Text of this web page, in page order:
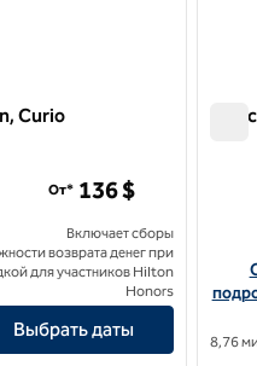
Curio
Resort & Marina Boca
От* 136 $
Включает сборы
возврата денег при
для участников Hilton
Honors
Выбрать даты
8,76